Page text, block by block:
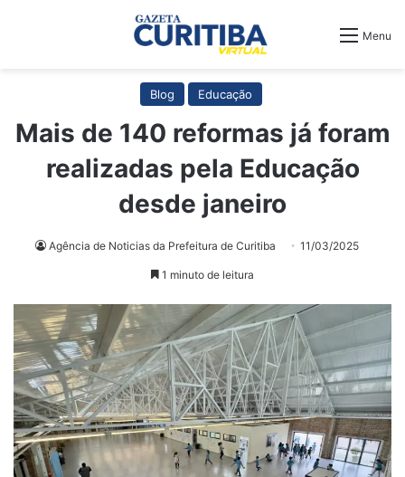
Menu
Blog Educação
Mais de 140 reformas já foram
realizadas pela Educação
desde janeiro
Agência de Noticias da Prefeitura de Curitiba 11/03/2025
1 minuto de leitura